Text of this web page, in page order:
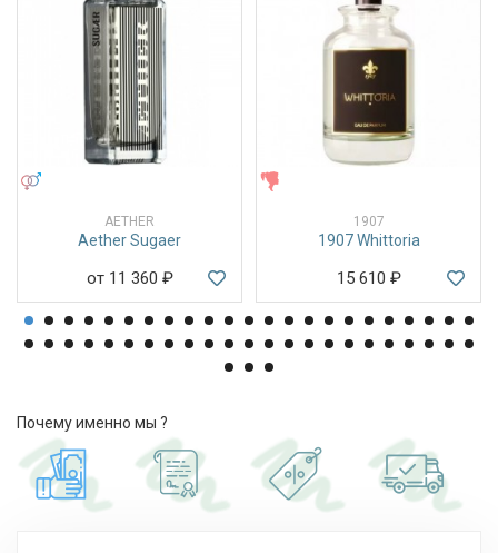
AETHER
Aether Sugaer
от 11 360 ₽
1907
1907 Whittoria
15 610 ₽
Почему именно мы ?